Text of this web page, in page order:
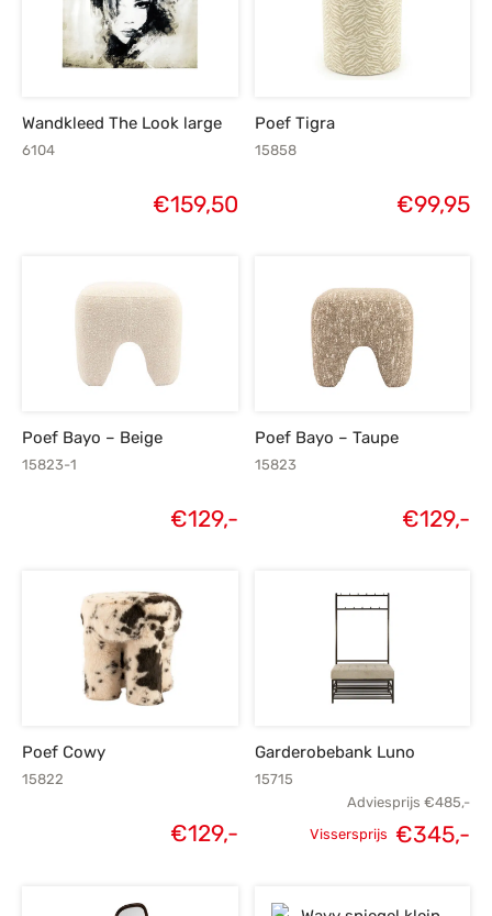
Wandkleed The Look large
6104
€159,50
Poef Tigra
15858
€99,95
Poef Bayo – Beige
15823-1
€129,-
Poef Bayo – Taupe
15823
€129,-
Poef Cowy
15822
€129,-
Garderobebank Luno
15715
Adviesprijs €485,-
Vissersprijs €345,-